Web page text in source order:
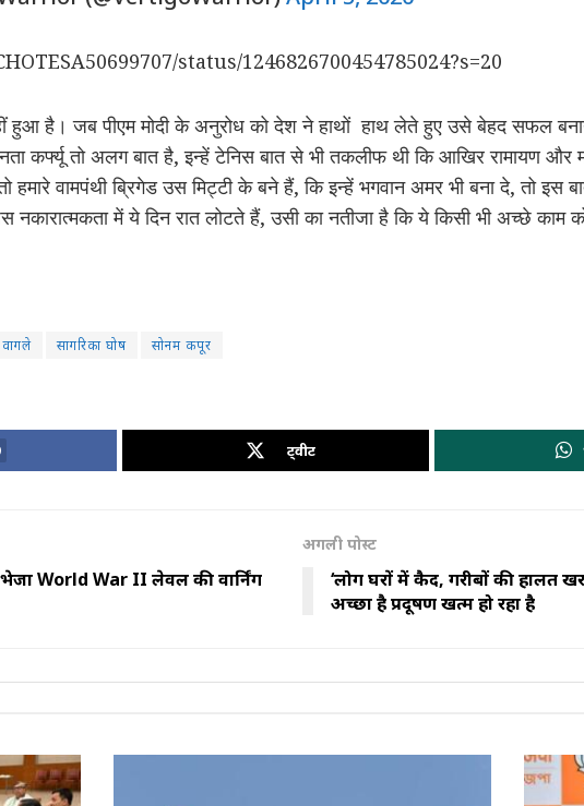
status/1246826700454785024?s=20
हुआ है। जब पीएम मोदी के अनुरोध को देश ने हाथों हाथ लेते हुए उसे बेहद सफल
कर्फ्यू तो अलग बात है, इन्हें टेनिस बात से भी तकलीफ थी कि आखिर रामायण और
हमारे वामपंथी ब्रिगेड उस मिट्टी के बने हैं, कि इन्हें भगवान अमर भी बना दे, तो इस
नकारात्मकता में ये दिन रात लोटते हैं, उसी का नतीजा है कि ये किसी भी अच्छे काम
सागरिका घोष सोनम कपूर
ट्वीट
भेजा World War II लेवल की वार्निंग
अगली पोस्ट
‘लोग घरों में कैद, गरीबों की हालत
अच्छा है प्रदूषण खत्म हो रहा है